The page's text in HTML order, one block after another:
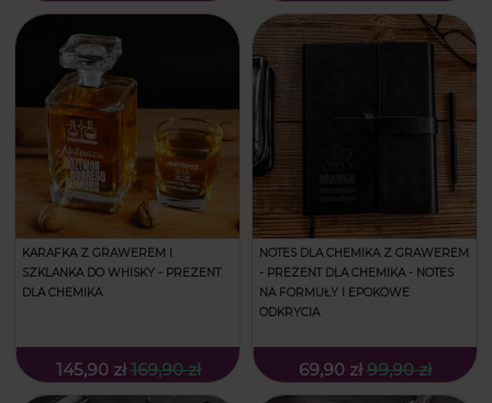
KARAFKA Z GRAWEREM I
SZKLANKA DO WHISKY - PREZENT
DLA CHEMIKA
145,90 zł 169,90 zł
NOTES DLA CHEMIKA Z GRAWEREM
- PREZENT DLA CHEMIKA - NOTES
NA FORMUŁY I EPOKOWE
ODKRYCIA
69,90 zł 99,90 zł